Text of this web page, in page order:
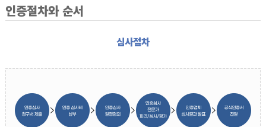
인증절차와 순서
심사절차